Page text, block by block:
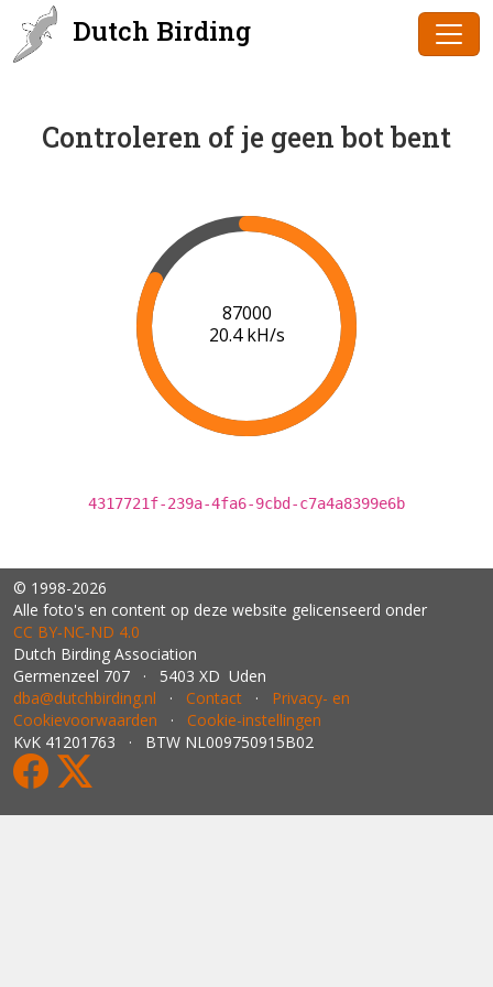
Dutch Birding
Controleren of je geen bot bent
88000
20.4 kH/s
4317721f-239a-4fa6-9cbd-c7a4a8399e6b
© 1998-2026
Alle foto's en content op deze website gelicenseerd onder
CC BY‑NC‑ND 4.0
Dutch Birding Association
Germenzeel 707 · 5403 XD Uden
dba@dutchbirding.nl · Contact · Privacy- en
Cookievoorwaarden · Cookie-instellingen
KvK 41201763 · BTW NL009750915B02